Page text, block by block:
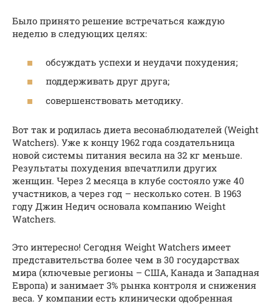
Было принято решение встречаться каждую
неделю в следующих целях:
обсуждать успехи и неудачи похудения;
поддерживать друг друга;
совершенствовать методику.
Вот так и родилась диета весонаблюдателей (Weight
Watchers). Уже к концу 1962 года создательница
новой системы питания весила на 32 кг меньше.
Результаты похудения впечатлили других
женщин. Через 2 месяца в клубе состояло уже 40
участников, а через год – несколько сотен. В 1963
году Джин Недич основала компанию Weight
Watchers.
Это интересно! Сегодня Weight Watchers имеет
представительства более чем в 30 государствах
мира (ключевые регионы – США, Канада и Западная
Европа) и занимает 3% рынка контроля и снижения
веса. У компании есть клинически одобренная